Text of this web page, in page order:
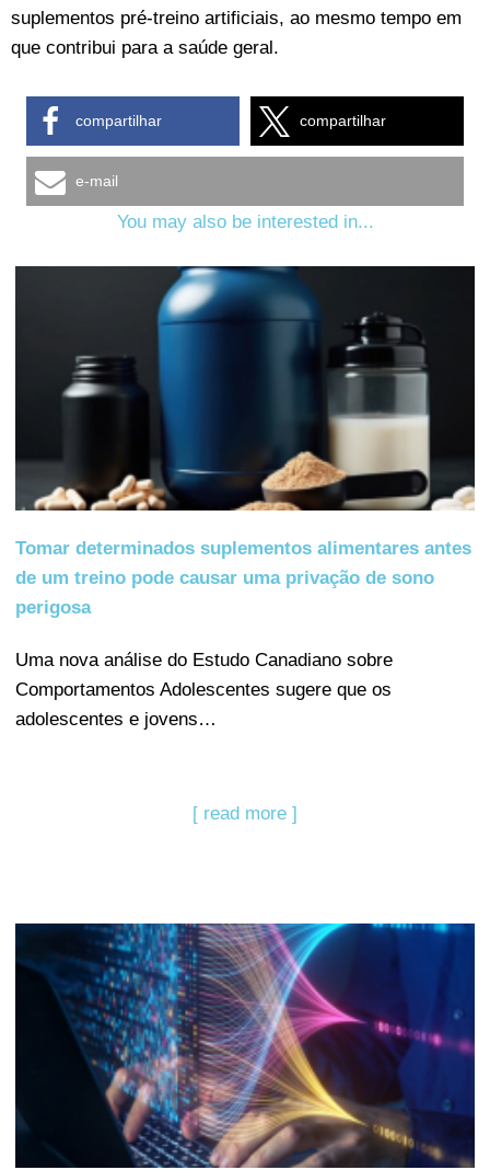
suplementos pré-treino artificiais, ao mesmo tempo em
que contribui para a saúde geral.
compartilhar compartilhar
e-mail
You may also be interested in...
Tomar determinados suplementos alimentares antes
de um treino pode causar uma privação de sono
perigosa
Uma nova análise do Estudo Canadiano sobre
Comportamentos Adolescentes sugere que os
adolescentes e jovens…
[ read more ]